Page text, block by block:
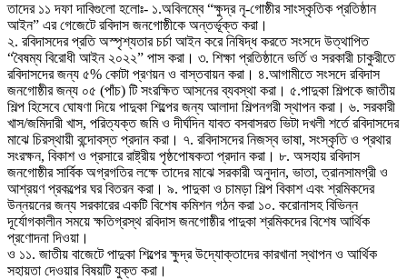
তাদের ১১ দফা দাবিগুলো হলোঃ- ১.অবিলম্বে “ক্ষুদ্র নৃ-গোষ্ঠীর সাংস্কৃতিক প্রতিষ্ঠান
আইন” এর গেজেটে রবিদাস জনগোষ্ঠীকে অন্তর্ভূক্ত করা।
২. রবিদাসদের প্রতি অস্পৃশ্যতার চর্চা আইন করে নিষিদ্ধ করতে সংসদে উত্থাপিত
“বৈষম্য বিরোধী আইন ২০২২” পাস করা। ৩. শিক্ষা প্রতিষ্ঠানে ভর্তি ও সরকারী চাকুরীতে
রবিদাসদের জন্য ৫% কোটা প্রণয়ন ও বাস্তবায়ন করা। ৪.আগামীতে সংসদে রবিদাস
জনগোষ্ঠীর জন্য ০৫ (পাঁচ) টি সংরক্ষিত আসনের ব্যবস্থা করা। ৫.পাদুকা শিল্পকে জাতীয়
শিল্প হিসেবে ঘোষণা দিয়ে পাদুকা শিল্পের জন্য আলাদা শিল্পনগরী স্থাপন করা। ৬. সরকারী
খাস/জমিদারী খাস, পরিত্যক্ত জমি ও দীর্ঘদিন যাবত বসবাসরত ভিটা দখলী শর্তে রবিদাসদের
মাঝে চিরস্থায়ী বন্দোবস্ত প্রদান করা। ৭. রবিদাসদের নিজস্ব ভাষা, সংস্কৃতি ও প্রথার
সংরক্ষন, বিকাশ ও প্রসারে রাষ্ট্রীয় পৃষ্ঠপোষকতা প্রদান করা। ৮. অসহায় রবিদাস
জনগোষ্ঠীর সার্বিক অগ্রগতির লক্ষে তাদের মাঝে সরকারী অনুদান, ভাতা, ত্রানসামগ্রী ও
আশ্রয়ণ প্রকল্পের ঘর বিতরন করা। ৯. পাদুকা ও চামড়া শিল্প বিকাশ এবং শ্রমিকদের
উন্নয়নের জন্য সরকারের একটি বিশেষ কমিশন গঠন করা ১০. করোনাসহ বিভিন্ন
দূর্যোগকালীন সময়ে ক্ষতিগ্রস্থ রবিদাস জনগোষ্ঠীর পাদুকা শ্রমিকদের বিশেষ আর্থিক
প্রণোদনা দিওয়া।
ও ১১. জাতীয় বাজেটে পাদুকা শিল্পের ক্ষুদ্র উদ্যোক্তাদের কারখানা স্থাপন ও আর্থিক
সহায়তা দেওয়ার বিষয়টি যুক্ত করা।